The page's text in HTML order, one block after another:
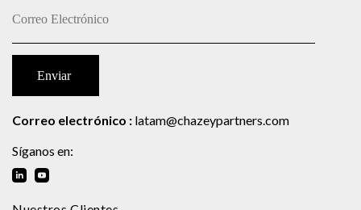
Correo electrónico : latam@chazeypartners.com
Síganos en: